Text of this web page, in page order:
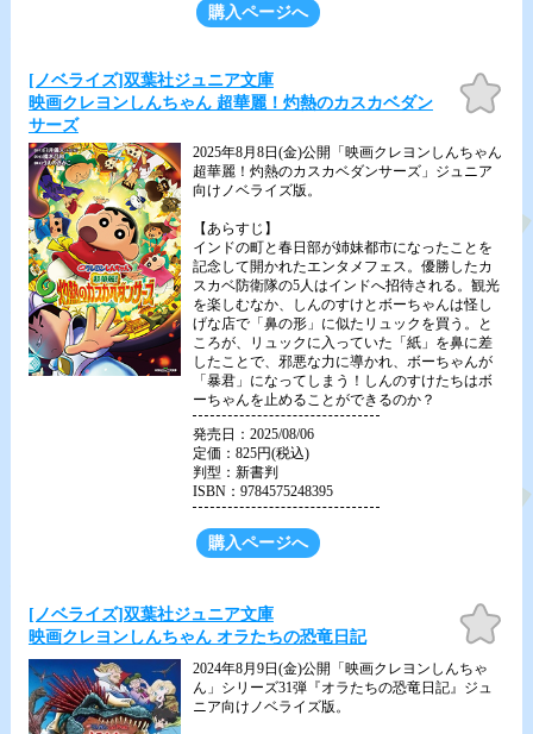
購入ページへ
[ノベライズ]双葉社ジュニア文庫
映画クレヨンしんちゃん 超華麗！灼熱のカスカベダン
サーズ
お気
に入
2025年8月8日(金)公開「映画クレヨンしんちゃん
超華麗！灼熱のカスカベダンサーズ」ジュニア
向けノベライズ版。
【あらすじ】
インドの町と春日部が姉妹都市になったことを
記念して開かれたエンタメフェス。優勝したカ
スカベ防衛隊の5人はインドへ招待される。観光
を楽しむなか、しんのすけとボーちゃんは怪し
げな店で「鼻の形」に似たリュックを買う。と
ころが、リュックに入っていた「紙」を鼻に差
したことで、邪悪な力に導かれ、ボーちゃんが
「暴君」になってしまう！しんのすけたちはボ
ーちゃんを止めることができるのか？
発売日：2025/08/06
定価：825円(税込)
判型：新書判
ISBN：9784575248395
購入ページへ
[ノベライズ]双葉社ジュニア文庫
映画クレヨンしんちゃん オラたちの恐竜日記
お気
に入
2024年8月9日(金)公開「映画クレヨンしんちゃ
ん」シリーズ31弾『オラたちの恐竜日記』ジュ
ニア向けノベライズ版。